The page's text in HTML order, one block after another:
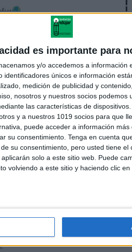
es importante para
y/o accedemos a información
identificadores únicos e información
medición de publicidad y
nosotros y nuestros socios podemos
las características de
y a nuestros 1019 socios para que
puede acceder a información
su consentimiento. Tenga en cuenta
su consentimiento, pero usted tiene el
solo a este sitio web. Puede
volviendo a este sitio y haciendo clic
personal de dos profesores Ginés y
de los contenidos que encontramos
del tiempo, que sus tareas como